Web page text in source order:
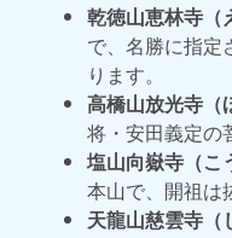
乾徳山恵林寺（
で、名勝に指定
ります。
高橋山放光寺（
将・安田義定の
塩山向嶽寺（こ
本山で、開祖は
天龍山慈雲寺（